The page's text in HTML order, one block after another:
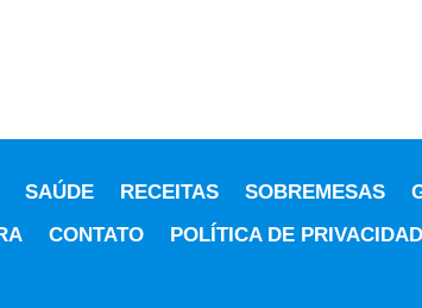
SAÚDE RECEITAS SOBREMESAS
CONTATO POLÍTICA DE